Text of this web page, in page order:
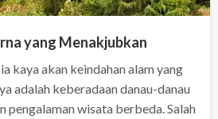
yang Menakjubkan
kaya akan keindahan alam yang
adalah keberadaan danau-danau
pengalaman wisata berbeda. Salah